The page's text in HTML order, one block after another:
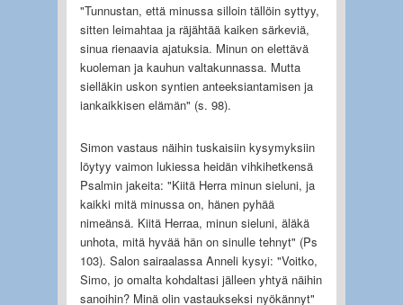
"Tunnustan, että minussa silloin tällöin syttyy,
sitten leimahtaa ja räjähtää kaiken särkeviä,
sinua rienaavia ajatuksia. Minun on elettävä
kuoleman ja kauhun valtakunnassa. Mutta
sielläkin uskon syntien anteeksiantamisen ja
iankaikkisen elämän" (s. 98).
Simon vastaus näihin tuskaisiin kysymyksiin
löytyy vaimon lukiessa heidän vihkihetkensä
Psalmin jakeita: "Kiitä Herra minun sieluni, ja
kaikki mitä minussa on, hänen pyhää
nimeänsä. Kiitä Herraa, minun sieluni, äläkä
unhota, mitä hyvää hän on sinulle tehnyt" (Ps
103). Salon sairaalassa Anneli kysyi: "Voitko,
Simo, jo omalta kohdaltasi jälleen yhtyä näihin
sanoihin? Minä olin vastaukseksi nyökännyt"